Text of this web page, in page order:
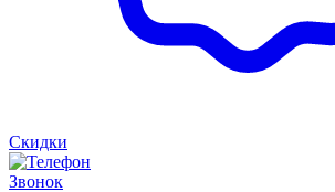
Скидки
Звонок